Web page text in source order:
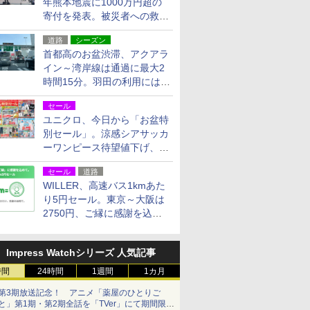
寄付を発表。被災者への救援
活動・復旧支援
道路 シーズン
首都高のお盆渋滞、アクアラ
イン～湾岸線は通過に最大2
時間15分。羽田の利用には
「空港西出口」の利用検討を
セール
ユニクロ、今日から「お盆特
別セール」。涼感シアサッカ
ーワンピース待望値下げ、撥
水ギアショーツは1990円に
セール 道路
WILLER、高速バス1kmあた
り5円セール。東京～大阪は
2750円、ご縁に感謝を込め
Impress Watchシリーズ 人気記事
24時間 1週間 1カ月
3期放送記念！ アニメ「薬屋のひとりご
」第1期・第2期全話を「TVer」にて期間限定